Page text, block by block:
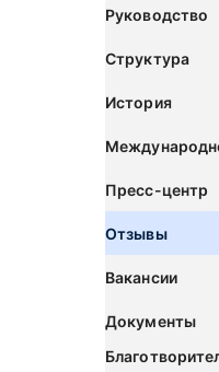
Руководство
Структура
История
Пресс-центр
Отзывы
Вакансии
Документы